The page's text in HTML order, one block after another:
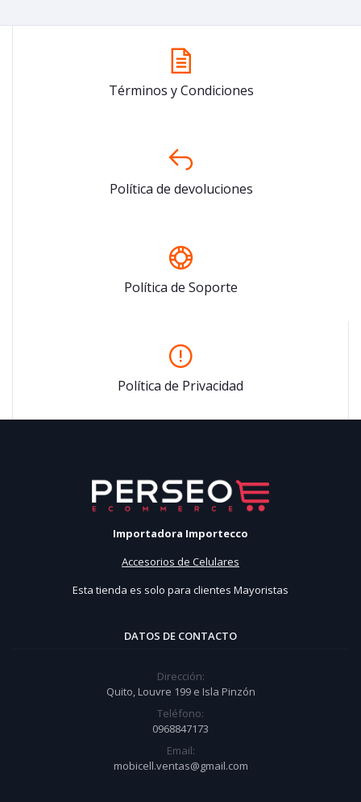
Términos y Condiciones
Política de devoluciones
Política de Soporte
Política de Privacidad
Importadora Importecco
Accesorios de Celulares
Esta tienda es solo para clientes Mayoristas
DATOS DE CONTACTO
Dirección:
Quito, Louvre 199 e Isla Pinzón
Teléfono:
0968847173
Email:
mobicell.ventas@gmail.com